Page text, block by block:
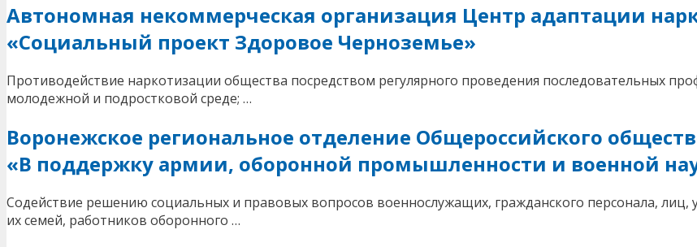
Автономная некоммерческая организация Центр адаптации
«Социальный проект Здоровое Черноземье»
Противодействие наркотизации общества посредством регулярного проведения последовательных
молодежной и подростковой среде; …
Воронежское региональное отделение Общероссийского
«В поддержку армии, оборонной промышленности и военной
Содействие решению социальных и правовых вопросов военнослужащих, гражданского персонала, лиц,
их семей, работников оборонного …